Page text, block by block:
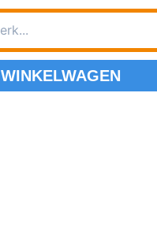
WINKELWAGEN